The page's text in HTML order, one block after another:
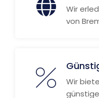
Wir
von
Wir